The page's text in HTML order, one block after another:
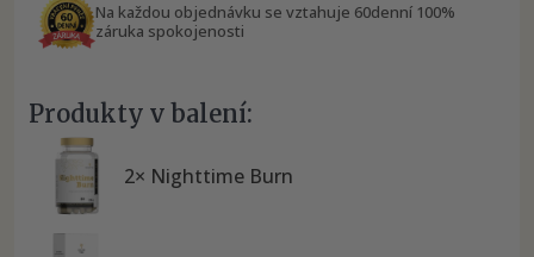
Na každou objednávku se vztahuje 60denní 100%
záruka spokojenosti
Produkty v balení:
2× Nighttime Burn